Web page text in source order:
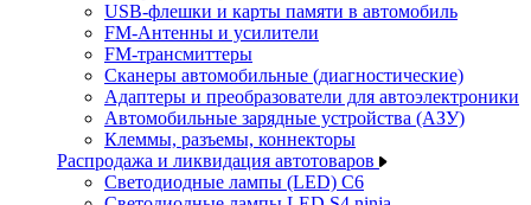
USB-флешки и карты памяти в автомобиль
FM-Антенны и усилители
FM-трансмиттеры
Сканеры автомобильные (диагностические)
Адаптеры и преобразователи для автоэлектроники
Автомобильные зарядные устройства (АЗУ)
Клеммы, разъемы, коннекторы
Распродажа и ликвидация автотоваров
Светодиодные лампы (LED) C6